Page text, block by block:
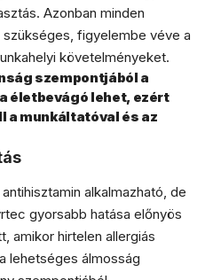
Azonban minden
figyelembe véve a
követelményeket.
szempontjából a
életbevágó lehet, ezért
a munkáltatóval és az
alkalmazható, de
gyorsabb hatása előnyös
amikor hirtelen allergiás
lehetséges álmosság